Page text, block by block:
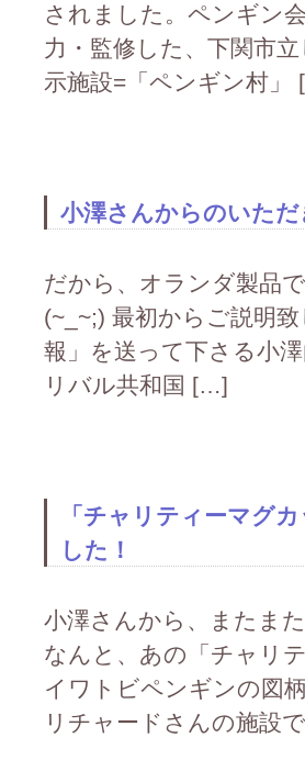
されました。ペンギン
力・監修した、下関市
示施設=「ペンギン村」
小澤さんからのいた
だから、オランダ製品
(~_~;) 最初からご説明
報」を送って下さる小
リバル共和国 […]
「チャリティーマグ
した！
小澤さんから、またま
なんと、あの「チャリ
イワトビペンギンの図
リチャードさんの施設